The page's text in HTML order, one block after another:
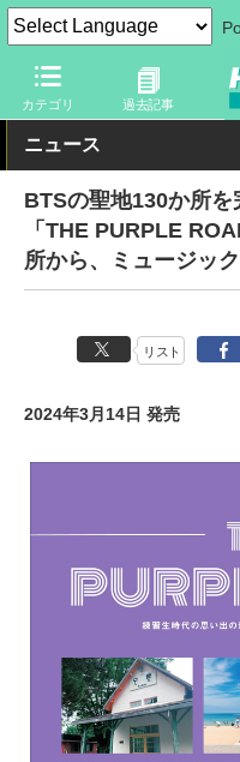
カテゴリ 過去記事
トラベル Watch 旅の情報
ニュース
BTSの聖地130か所
「THE PURPLE
所から、ミュージッ
リスト
2024年3月14日 発売